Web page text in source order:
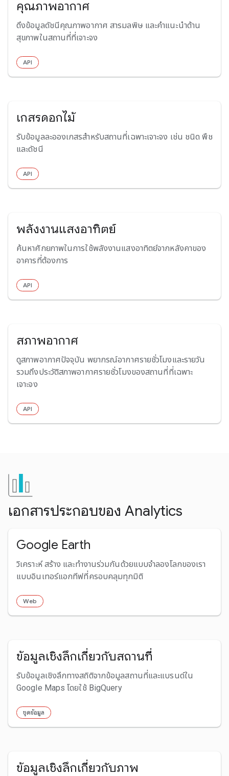
คุณภาพอากาศ
ดึงข้อมูลดัชนีคุณภาพอากาศ สารมลพิษ และคำแนะนำด้าน
สุขภาพในสถานที่ที่เจาะจง
API
เกสรดอกไม้
รับข้อมูลละอองเกสรสำหรับสถานที่เฉพาะเจาะจง เช่น ชนิด พืช
และดัชนี
API
พลังงานแสงอาทิตย์
ค้นหาศักยภาพในการใช้พลังงานแสงอาทิตย์จากหลังคาของ
อาคารที่ต้องการ
API
สภาพอากาศ
ดูสภาพอากาศปัจจุบัน พยากรณ์อากาศรายชั่วโมงและรายวัน
รวมถึงประวัติสภาพอากาศรายชั่วโมงของสถานที่ที่เฉพาะ
เจาะจง
API
เอกสารประกอบของ Analytics
Google Earth
วิเคราะห์ สร้าง และทำงานร่วมกันด้วยแบบจำลองโลกของเรา
แบบอินเทอร์แอกทีฟที่ครอบคลุมทุกมิติ
Web
ข้อมูลเชิงลึกเกี่ยวกับสถานที่
รับข้อมูลเชิงลึกทางสถิติจากข้อมูลสถานที่และแบรนด์ใน
Google Maps โดยใช้ BigQuery
ชุดข้อมูล
ข้อมูลเชิงลึกเกี่ยวกับภาพ